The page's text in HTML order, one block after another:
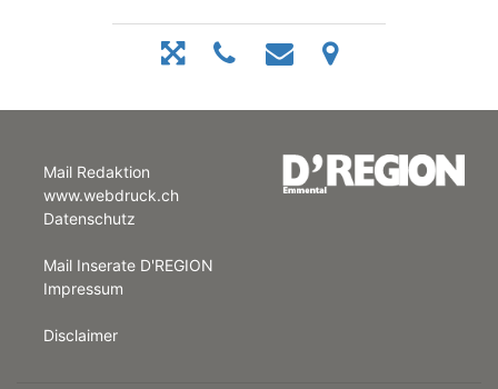
Mail Redaktion
www.webdruck.ch
Datenschutz
Mail Inserate D'REGION
Impressum
Disclaimer